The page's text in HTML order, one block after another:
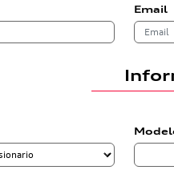
Email